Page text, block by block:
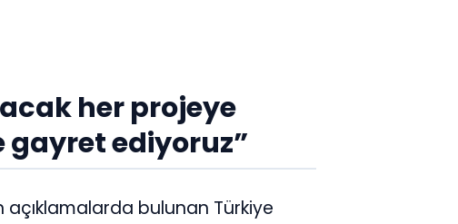
her projeye
gayret ediyoruz”
açıklamalarda bulunan Türkiye